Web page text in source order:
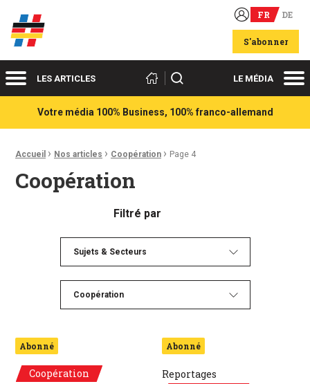
Acteurs du franco-allemand FR DE
S'abonner
MenuLES ARTICLES Rechercher LE MÉDIA
Votre média 100% Business, 100% franco-allemand
Fil d'Ariane :
Accueil › Nos articles › Coopération › Page 4
Coopération
Filtré par
Sujets & Secteurs
Coopération
Abonné
Coopération
Abonné
Reportages